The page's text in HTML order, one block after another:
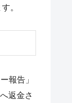
。
報告」
返金さ